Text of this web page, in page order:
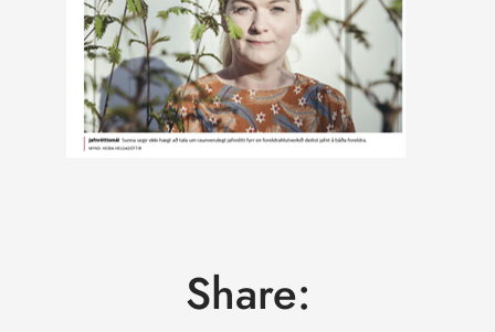
Share: